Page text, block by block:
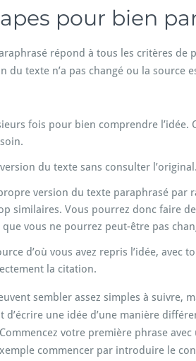
pour bien
répond à tous les critères
du texte n’a pas changé ou la source
fois pour bien comprendre l’idée.
du texte sans consulter l’original.
version du texte paraphrasé par
similaires. Vous pourrez donc faire
que vous ne pourrez peut-être pas
d’où vous avez repris l’idée,
la citation.
sembler assez simples à
d’écrire une idée d’une manière
votre première phrase
commencer par introduire le